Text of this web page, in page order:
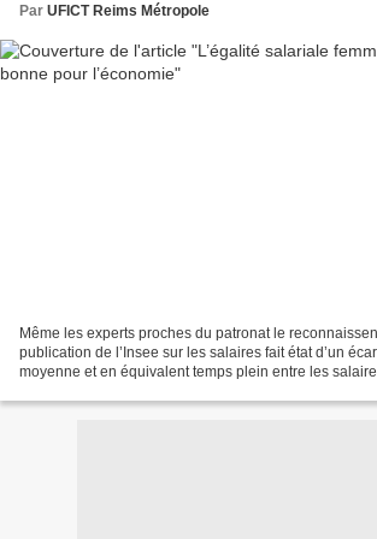
Par UFICT Reims Métropole
Même les experts proches du patronat le
publication de l’Insee sur les salaires fait état d’un
moyenne et en équivalent temps plein entre les